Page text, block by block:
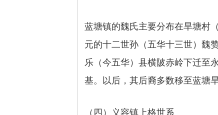
蓝塘镇的魏氏主要分布在旱塘村
元的十二世孙（五华十三世）魏
乐（今五华）县横陂赤岭下迁至
基。以后，其后裔多数移至蓝塘
（四）义容镇上格世系